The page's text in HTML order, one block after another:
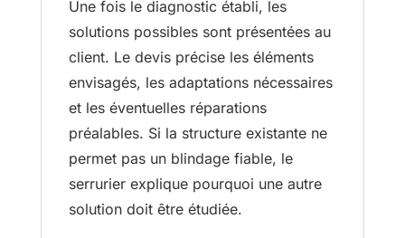
Une fois le diagnostic établi, les
solutions possibles sont présentées au
client. Le devis précise les éléments
envisagés, les adaptations nécessaires
et les éventuelles réparations
préalables. Si la structure existante ne
permet pas un blindage fiable, le
serrurier explique pourquoi une autre
solution doit être étudiée.